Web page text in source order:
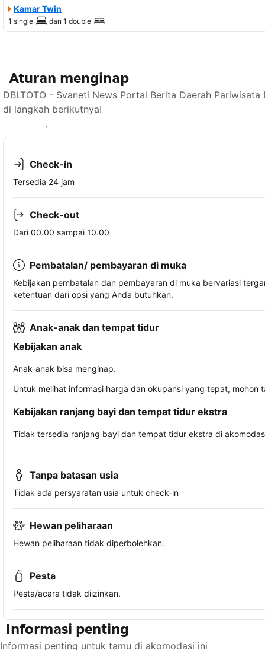
Kamar Twin
1 single dan 1 double
Aturan menginap
DBLTOTO - Svaneti News Portal Berita Daerah
di langkah berikutnya!
Lihat ketersediaan
Check-in
Tersedia 24 jam
Check-out
Dari 00.00 sampai 10.00
Pembatalan/ pembayaran di muka
Kebijakan pembatalan dan pembayaran di muka bervariasi
ketentuan dari opsi yang Anda butuhkan.
Anak-anak dan tempat tidur
Kebijakan anak
Anak-anak bisa menginap.
Untuk melihat informasi harga dan okupansi yang tepat,
Kebijakan ranjang bayi dan tempat tidur ekstra
Tidak tersedia ranjang bayi dan tempat tidur ekstra di
Tanpa batasan usia
Tidak ada persyaratan usia untuk check-in
Hewan peliharaan
Hewan peliharaan tidak diperbolehkan.
Pesta
Pesta/acara tidak diizinkan.
Informasi penting
Informasi penting untuk tamu di akomodasi ini